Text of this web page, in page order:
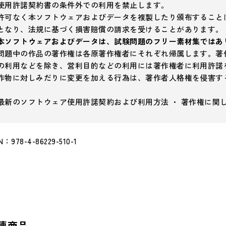
用許諾契約書の条件外での利用を禁止します。
可なく本ソフトウェアおよびデータを複製したり頒布するこ
なり、法規に基づく損害賠償の請求を受けることがあります。
ソフトウェアおよびデータは、試験問題のフリー素材集では
題中の作品の著作権は各原著作権者にそれぞれ帰属します。
利用などを除き、営利目的などの利用には著作権者に利用許
物に対しみだりに変更を加える行為は、著作者人格権を侵害
新のソフトウェア使用許諾契約および利用方法 ・ 著作権に関
：978-4-86229-510-1